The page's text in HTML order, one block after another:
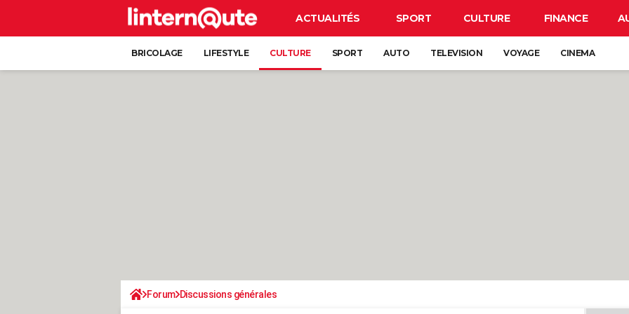
ACTUALITÉS SPORT CULTURE FINANCE
BRICOLAGE LIFESTYLE CULTURE SPORT AUTO TELEVISION VOYAGE CINEMA
Forum Discussions générales